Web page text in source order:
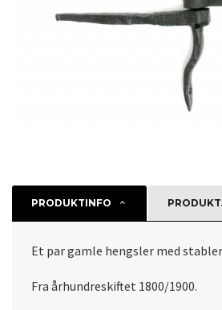
PRODUKTINFO
Et par gamle hengsler med
Fra århundreskiftet 1800/1900.